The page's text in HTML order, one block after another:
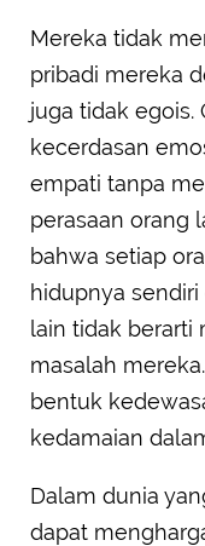
Mereka tidak
pribadi mereka
juga tidak egois.
kecerdasan
empati tanpa
perasaan orang
bahwa setiap
hidupnya
lain tidak berarti
masalah
bentuk
kedamaian
Dalam dunia
dapat